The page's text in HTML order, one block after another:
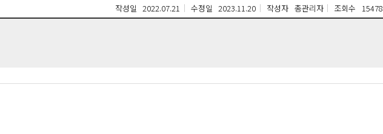
작성일 2022.07.21 수정일 2023.11.20 작성자 총관리자 조회수 15478